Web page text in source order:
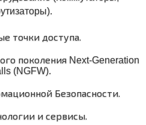
точки доступа.
поколения Next-Generation
(NGFW).
Безопасности.
и сервисы.